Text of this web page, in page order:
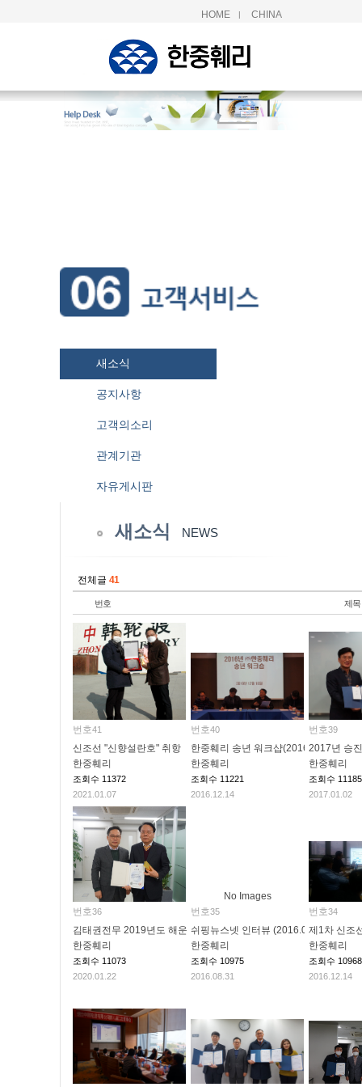
HOME | CHINA
새소식
공지사항
고객의소리
관계기관
자유게시판
새소식 NEWS
전체글 41
번호 제목
번호41
신조선 "신향설란호" 취항
한중훼리
조회수 11372
2021.01.07
번호40
한중훼리 송년 워크샵(2016.12.10)
한중훼리
조회수 11221
2016.12.14
번호39
2017년 승
한중훼리
조회수 11185
2017.01.02
번호36
김태권전무 2019년도 해운물류분야 유공자 장관표창 수상
한중훼리
조회수 11073
2020.01.22
No Images
번호35
쉬핑뉴스넷 인터뷰 (2016.05.19)
한중훼리
조회수 10975
2016.08.31
번호34
제1차 신조
한중훼리
조회수 10968
2016.12.14